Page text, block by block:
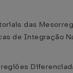
das
de Integração